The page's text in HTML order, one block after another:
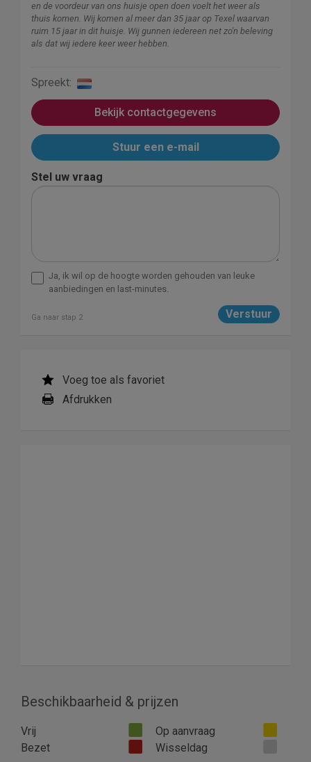
en de voordeur van ons huisje open doen voelt het weer als
thuis komen. Wij komen al meer dan 35 jaar op Texel waarvan
ruim 15 jaar in dit huisje. Wij gunnen iedereen net zo'n beleving
als dat wij iedere keer weer hebben.
Spreekt:
Bekijk contactgegevens
Stuur een e-mail
Stel uw vraag
Ja, ik wil op de hoogte worden gehouden van leuke
aanbiedingen en last-minutes.
Ga naar stap 2
Voeg toe als favoriet
Afdrukken
Beschikbaarheid & prijzen
Vrij
Op aanvraag
Bezet
Wisseldag